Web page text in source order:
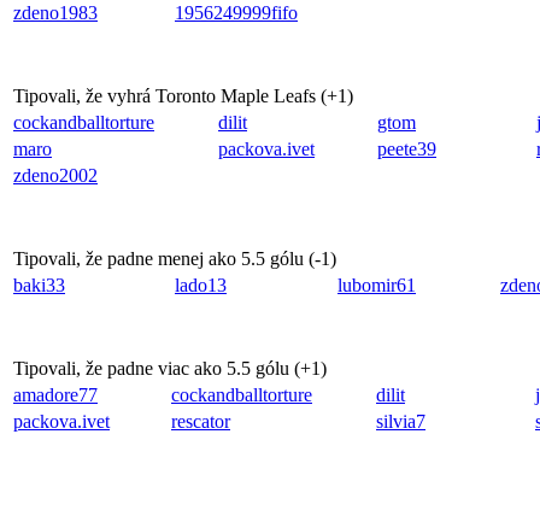
zdeno1983
1956249999fifo
Tipovali, že vyhrá Toronto Maple Leafs (+1)
cockandballtorture
dilit gtom
maro
packova.ivet peete39
zdeno2002
Tipovali, že padne menej ako 5.5 gólu (-1)
baki33
lado13 lubomir61
Tipovali, že padne viac ako 5.5 gólu (+1)
amadore77
cockandballtorture dilit
packova.ivet
rescator silvia7